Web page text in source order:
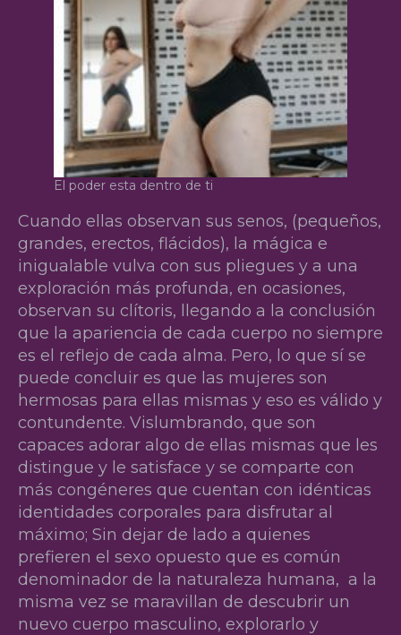
El poder esta dentro de ti
Cuando ellas observan sus senos, (pequeños,
grandes, erectos, flácidos), la mágica e
inigualable vulva con sus pliegues y a una
exploración más profunda, en ocasiones,
observan su clítoris, llegando a la conclusión
que la apariencia de cada cuerpo no siempre
es el reflejo de cada alma. Pero, lo que sí se
puede concluir es que las mujeres son
hermosas para ellas mismas y eso es válido y
contundente. Vislumbrando, que son
capaces adorar algo de ellas mismas que les
distingue y le satisface y se comparte con
más congéneres que cuentan con idénticas
identidades corporales para disfrutar al
máximo; Sin dejar de lado a quienes
prefieren el sexo opuesto que es común
denominador de la naturaleza humana, a la
misma vez se maravillan de descubrir un
nuevo cuerpo masculino, explorarlo y